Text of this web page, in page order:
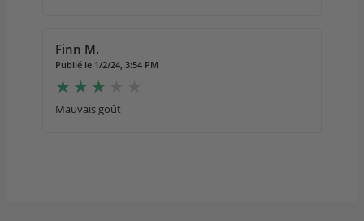
Finn M.
Publié le 1/2/24, 3:54 PM
Mauvais goût